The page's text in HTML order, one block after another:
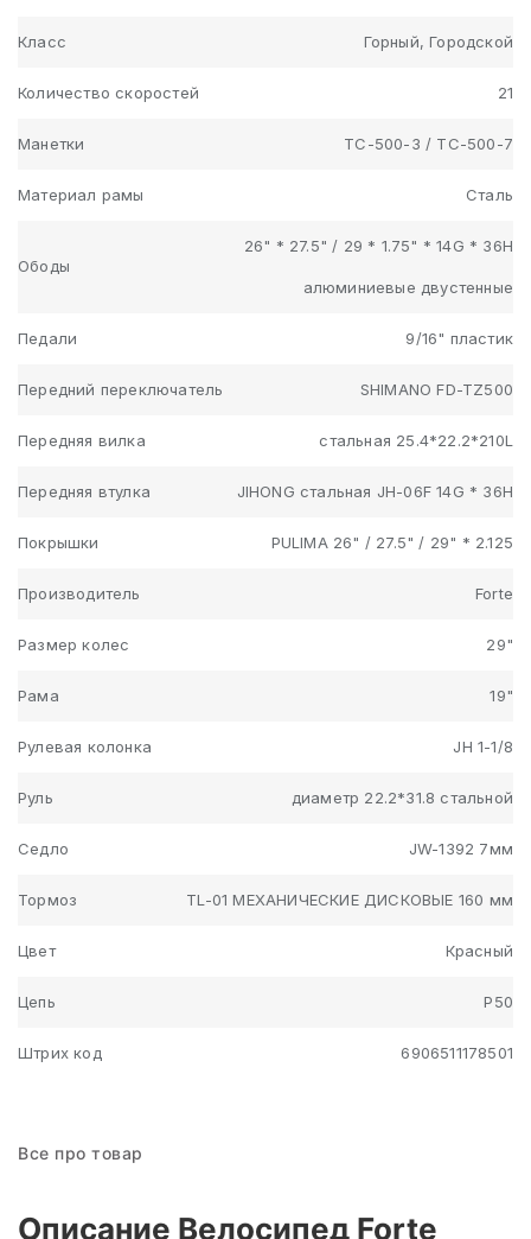
Класс Горный, Городской
Количество скоростей 21
Манетки TC-500-3 / TC-500-7
Материал рамы Сталь
Ободы
26" * 27.5" / 29 * 1.75" * 14G * 36H
алюминиевые двустенные
Педали 9/16" пластик
Передний переключатель SHIMANO FD-TZ500
Передняя вилка стальная 25.4*22.2*210L
Передняя втулка JIHONG стальная JH-06F 14G * 36H
Покрышки PULIMA 26" / 27.5" / 29" * 2.125
Производитель Forte
Размер колес 29"
Рама 19"
Рулевая колонка JH 1-1/8
Руль диаметр 22.2*31.8 стальной
Седло JW-1392 7мм
Тормоз TL-01 МЕХАНИЧЕСКИЕ ДИСКОВЫЕ 160 мм
Цвет Красный
Цепь Р50
Штрих код 6906511178501
Все про товар
Описание Велосипед Forte